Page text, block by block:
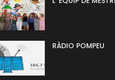
RÀDIO POMPEU